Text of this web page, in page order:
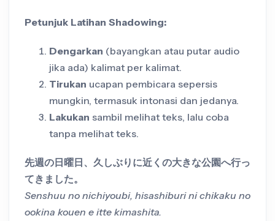
Petunjuk Latihan Shadowing:
Dengarkan (bayangkan atau putar audio
jika ada) kalimat per kalimat.
Tirukan ucapan pembicara sepersis
mungkin, termasuk intonasi dan jedanya.
Lakukan sambil melihat teks, lalu coba
tanpa melihat teks.
先週の日曜日、久しぶりに近くの大きな公園へ行っ
てきました。
Senshuu no nichiyoubi, hisashiburi ni chikaku no
ookina kouen e itte kimashita.